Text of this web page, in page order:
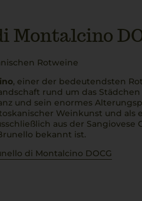
Montalcino
Rotweine
, einer der bedeutendsten
rund um das
und sein enormes
Weinkunst und
aus der Sangiovese
bekannt ist.
di Montalcino DOCG